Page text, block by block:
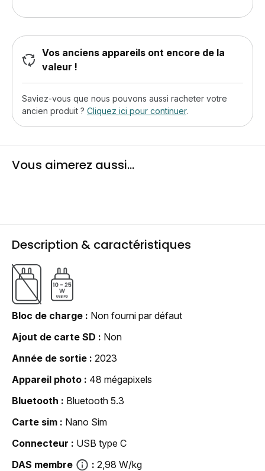
Vos anciens appareils ont encore de la
valeur !
Saviez-vous que nous pouvons aussi racheter votre
ancien produit ? Cliquez ici pour continuer.
Vous aimerez aussi...
Description & caractéristiques
Bloc de charge
Non fourni par défaut
Ajout de carte SD
Non
Année de sortie
2023
Appareil photo
48 mégapixels
Bluetooth
Bluetooth 5.3
Carte sim
Nano Sim
Connecteur
USB type C
DAS membre
2,98 W/kg